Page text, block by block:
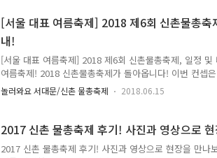
2018년 신촌 물총축제 '페이스북 인증샷 이벤트' ● 이벤
~ 7. 9.(월) ※ 신촌 물총축제 기간 : 2018. 7. 7.(토) ~ 7.
연세로 ● 당첨자 발표 : 2018. 7. 12.(목) 예정 ● 이벤트
청..
[서울 대표 여름축제] 2018 제6회 신촌물총축
내!
[서울 대표 여름축제] 2018 제6회 신촌물총축제, 일정 및
여름축제! 2018 신촌물총축제가 돌아옵니다! 이번 컨셉
이드(Invasion of Android)" 입니다. 신촌을 노리는 올해
로이드"입니다. 신촌을 무대로 '안드로이드' VS '인간'의
대해 알아봐요! 2018 제6회 신촌물총축제 ● 일 시 :
일(일) / 11:00 ~ 21:00 ● 장 소 : 신촌 연세로 일대 ●
후 원 : 서울특별시, 서대문구 ● 행사내용 - 개막식 - 안드
놀러와요 서대문/신촌 물총축제 2018.06.15
2017 신촌 물총축제 후기! 사진과 영상으로
2017 신촌 물총축제 후기! 사진과 영상으로 현장을 만나